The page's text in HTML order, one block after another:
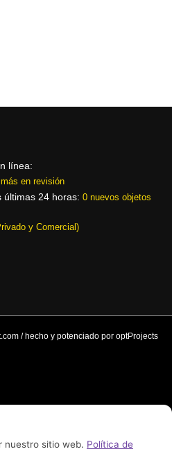
línea:
en revisión
últimas 24 horas: 0 nuevos objetos
y Comercial)
/ hecho y potenciado por optProjects
nuestro sitio web. Política de